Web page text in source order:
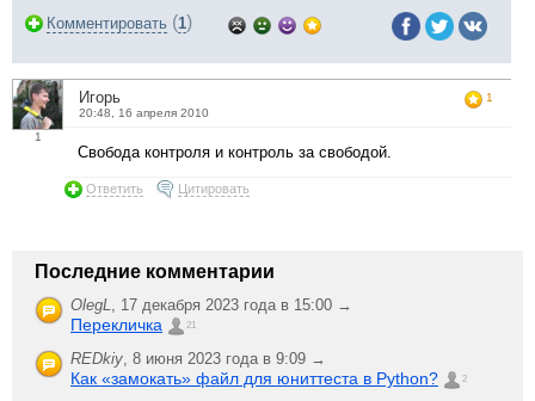
Комментировать (1)
1
Игорь
20:48, 16 апреля 2010
1
Свобода контроля и контроль за свободой.
Ответить Цитировать
Последние комментарии
OlegL 17 декабря 2023 года в 15:00 →
Перекличка 21
REDkiy 8 июня 2023 года в 9:09 →
Как «замокать» файл для юниттеста в Python? 2